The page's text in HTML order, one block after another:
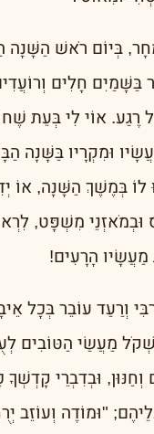
בְּיוֹם רֹאשׁ הַשָּׁנָה
חָלִים
אוֹי לִי בְּעֵת
וּמִקְרָיו בַּשָּׁנָה
לוֹ בְּמֶשֶׁךְ הַשָּׁנָה, אוֹ
וּבְמֹאזְנֵי מִשְׁפָּט,
הָרָעִים!
וְרַעַד עוֹבֵר בְּכָל
מַעֲשַׂי הַטּוֹבִים
וּבְדִבְרֵי
"וּמוֹדֶה